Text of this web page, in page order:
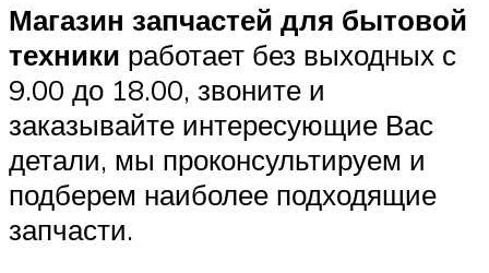
Магазин запчастей для бытовой
техники работает без выходных с
9.00 до 18.00, звоните и
заказывайте интересующие Вас
детали, мы проконсультируем и
подберем наиболее подходящие
запчасти.